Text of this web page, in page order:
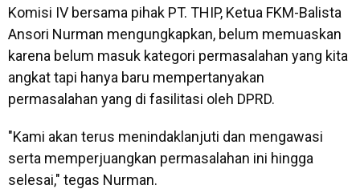
Komisi IV bersama pihak PT. THIP, Ketua FKM-Balista
Ansori Nurman mengungkapkan, belum memuaskan
karena belum masuk kategori permasalahan yang kita
angkat tapi hanya baru mempertanyakan
permasalahan yang di fasilitasi oleh DPRD.
"Kami akan terus menindaklanjuti dan mengawasi
serta memperjuangkan permasalahan ini hingga
selesai," tegas Nurman.